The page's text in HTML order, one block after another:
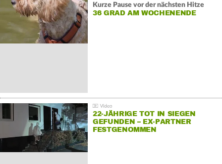
Kurze Pause vor der nächsten Hitze
36 GRAD AM WOCHENENDE
22-JÄHRIGE TOT IN SIEGEN
GEFUNDEN – EX-PARTNER
FESTGENOMMEN